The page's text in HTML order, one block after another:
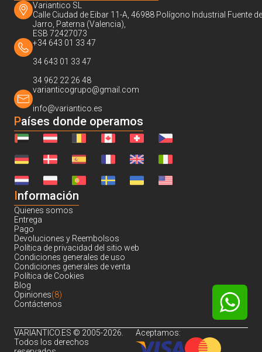
Variantico SL
Calle Ciudad de Eibar 11-A, 46988 Polígono Industrial Fuente
Jarro, Paterna (Valencia),
ESB 72427073
+34 643 01 33 47
34 643 01 33 47
34 962 22 26 48
varianticogrupo@gmail.com
info@variantico.es
Países donde operamos
Información
Quienes somos
Entrega
Pago
Devoluciones y Reembolsos
Política de privacidad del sitio web
Condiciones generales de uso
Condiciones generales de venta
Política de Cookies
Blog
Opiniones(8)
Contáctenos
VARIANTICO.ES © 2005-2026.
Todos los derechos
Aceptamos: